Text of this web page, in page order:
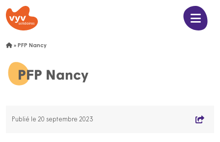
» PFP Nancy
PFP Nancy
Publié le 20 septembre 2023